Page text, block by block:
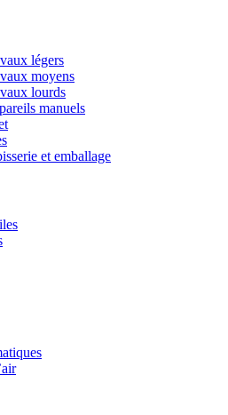
légers
moyens
lourds
manuels
et emballage